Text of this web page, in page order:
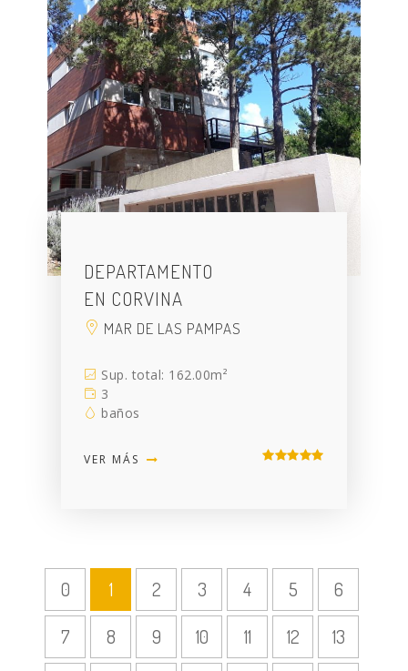
DEPARTAMENTO
EN CORVINA
MAR DE LAS PAMPAS
Sup. total: 162.00m²
3
baños
VER MÁS
0 1 2 3 4 5
6
7
8 9 10 11 12
13